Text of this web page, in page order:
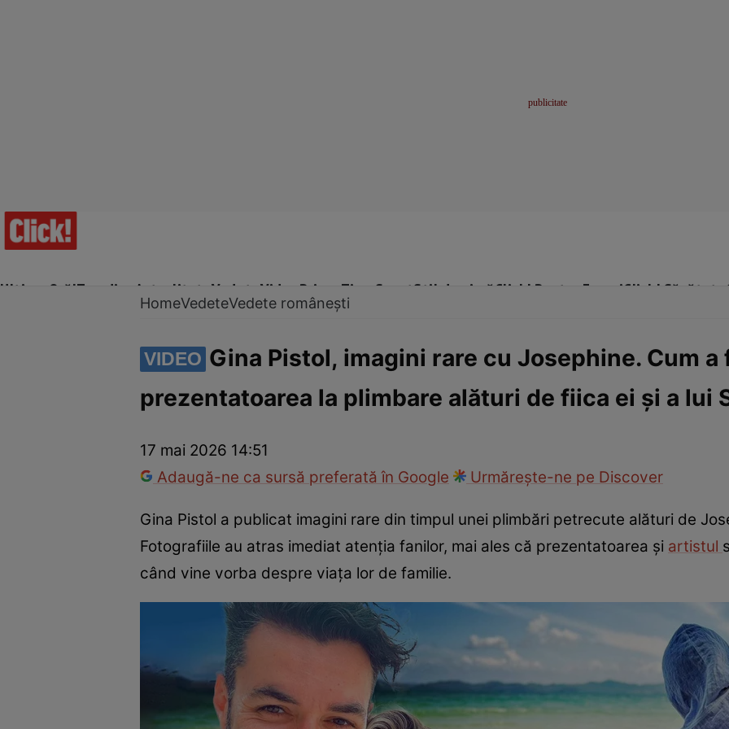
Ultima Oră!Trending Actualitate Vedete Video Prime Time SportStil de viațăClick! Pentru FemeiClick! Sănătate
Vedete internaționaleVedete româneștiInterviurile Click!Paparazzii Click!
HomeVedeteVedete românești
VIDEO Gina Pistol, imagini rare cu Josephine. Cum
prezentatoarea la plimbare alături de fiica ei și a lui
17 mai 2026 14:51
Adaugă-ne ca sursă preferată în Google
Urmărește-ne pe Discover
Gina Pistol a publicat imagini rare din timpul unei plimbări petrecute alături de
Fotografiile au atras imediat atenția fanilor, mai ales că prezentatoarea și artistul
când vine vorba despre viața lor de familie.